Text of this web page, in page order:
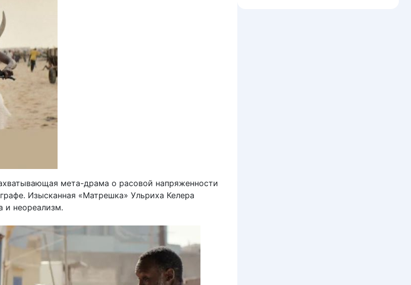
мета-драма о расовой напряженности
Изысканная «Матрешка» Ульриха Келера
и неореализм.